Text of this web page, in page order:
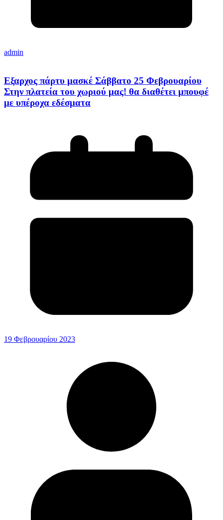
admin
Eξαρχος πάρτυ μασκέ Σάββατο 25 Φεβρουαρίου
Στην πλατεία του χωριού μας! θα διαθέτει μπουφέ
με υπέροχα εδέσματα
19 Φεβρουαρίου 2023